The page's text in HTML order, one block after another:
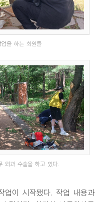
을 하는 회원들
외과 수술을 하고 있다.
업이 시작됐다. 작업 내용과